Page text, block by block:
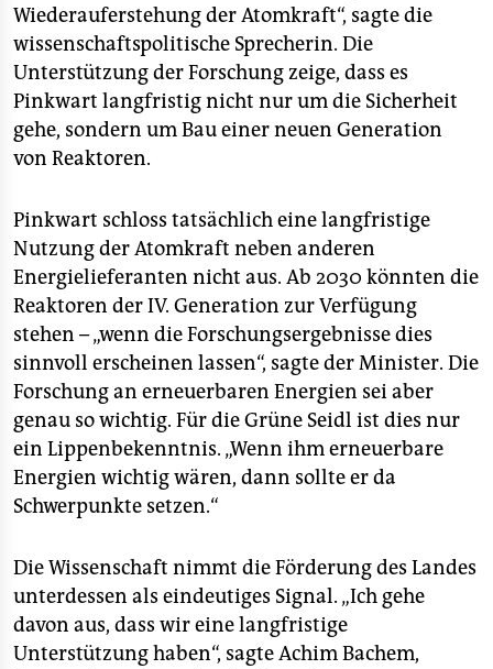
Wiederauferstehung der Atomkraft“, sagte die
wissenschaftspolitische Sprecherin. Die
Unterstützung der Forschung zeige, dass es
Pinkwart langfristig nicht nur um die Sicherheit
gehe, sondern um Bau einer neuen Generation
von Reaktoren.
Pinkwart schloss tatsächlich eine langfristige
Nutzung der Atomkraft neben anderen
Energielieferanten nicht aus. Ab 2030 könnten die
Reaktoren der IV. Generation zur Verfügung
stehen – „wenn die Forschungsergebnisse dies
sinnvoll erscheinen lassen“, sagte der Minister. Die
Forschung an erneuerbaren Energien sei aber
genau so wichtig. Für die Grüne Seidl ist dies nur
ein Lippenbekenntnis. „Wenn ihm erneuerbare
Energien wichtig wären, dann sollte er da
Schwerpunkte setzen.“
Die Wissenschaft nimmt die Förderung des Landes
unterdessen als eindeutiges Signal. „Ich gehe
davon aus, dass wir eine langfristige
Unterstützung haben“, sagte Achim Bachem,